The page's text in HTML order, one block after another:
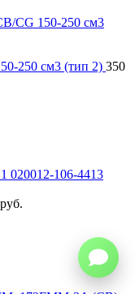
250 см3 (тип 2) 350